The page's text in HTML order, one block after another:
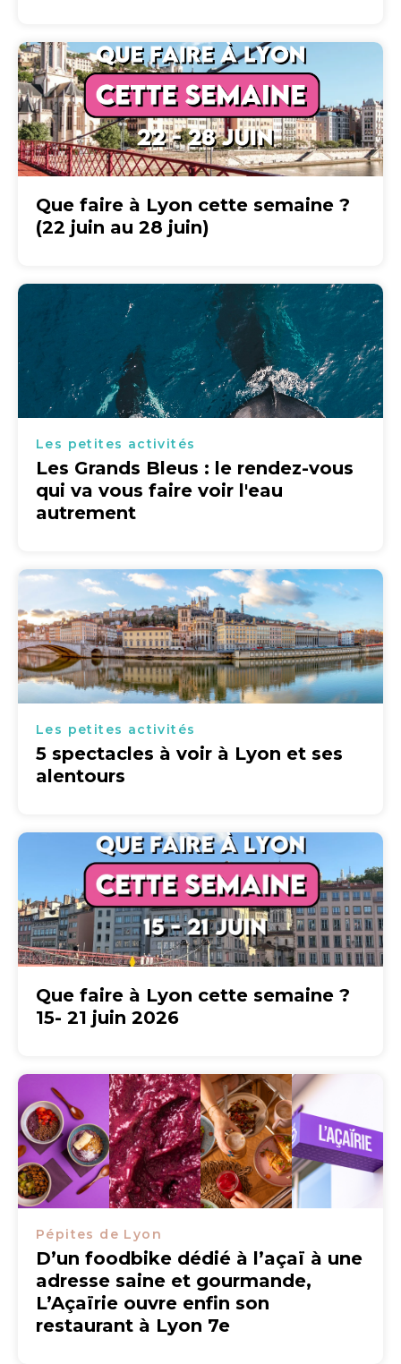
Que faire à Lyon cette semaine ?
(22 juin au 28 juin)
Les petites activités
Les Grands Bleus : le rendez-vous
qui va vous faire voir l'eau
autrement
Les petites activités
5 spectacles à voir à Lyon et ses
alentours
Que faire à Lyon cette semaine ?
15- 21 juin 2026
Pépites de Lyon
D’un foodbike dédié à l’açaï à une
adresse saine et gourmande,
L’Açaïrie ouvre enfin son
restaurant à Lyon 7e